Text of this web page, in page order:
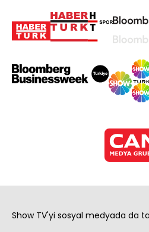
Show TV'yi sosyal medyada da